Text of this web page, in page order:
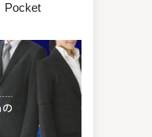
Pocket